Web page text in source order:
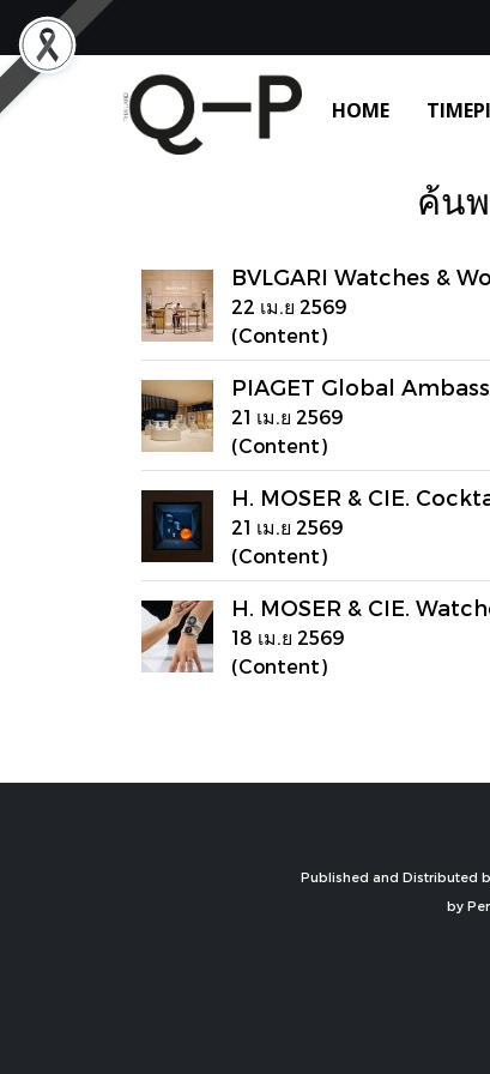
HOME
ค้นพ
BVLGARI Watches &
22 เม.ย 2569
(Content)
PIAGET Global
21 เม.ย 2569
(Content)
H. MOSER & CIE.
21 เม.ย 2569
(Content)
H. MOSER & CIE.
18 เม.ย 2569
(Content)
Published and Distributed
by